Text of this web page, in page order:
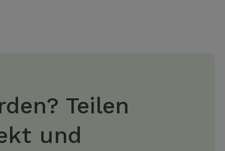
Teilen
und